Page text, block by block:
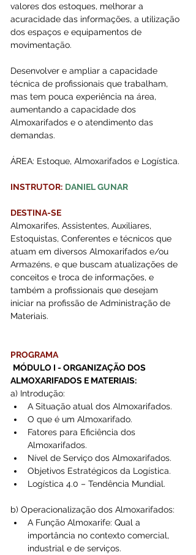
valores dos estoques, melhorar a
acuracidade das informações, a utilização
dos espaços e equipamentos de
movimentação.
Desenvolver e ampliar a capacidade
técnica de profissionais que trabalham,
mas tem pouca experiência na área,
aumentando a capacidade dos
Almoxarifados e o atendimento das
demandas.
ÁREA: Estoque, Almoxarifados e Logística.
INSTRUTOR: DANIEL GUNAR
DESTINA-SE
Almoxarifes, Assistentes, Auxiliares,
Estoquistas, Conferentes e técnicos que
atuam em diversos Almoxarifados e/ou
Armazéns, e que buscam atualizações de
conceitos e troca de informações, e
também a profissionais que desejam
iniciar na profissão de Administração de
Materiais.
PROGRAMA
MÓDULO I - ORGANIZAÇÃO DOS
ALMOXARIFADOS E MATERIAIS:
a) Introdução:
A Situação atual dos Almoxarifados.
O que é um Almoxarifado.
Fatores para Eficiência dos
Almoxarifados.
Nível de Serviço dos Almoxarifados.
Objetivos Estratégicos da Logística.
Logística 4.0 – Tendência Mundial.
b) Operacionalização dos Almoxarifados:
A Função Almoxarife: Qual a
importância no contexto comercial,
industrial e de serviços.